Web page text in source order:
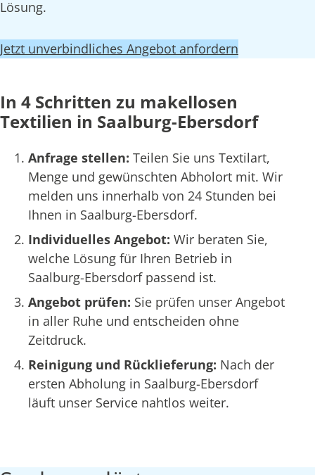
Lösung.
Jetzt unverbindliches Angebot anfordern
In 4 Schritten zu makellosen
Textilien in Saalburg-Ebersdorf
Anfrage stellen: Teilen Sie uns Textilart,
Menge und gewünschten Abholort mit. Wir
melden uns innerhalb von 24 Stunden bei
Ihnen in Saalburg-Ebersdorf.
Individuelles Angebot: Wir beraten Sie,
welche Lösung für Ihren Betrieb in
Saalburg-Ebersdorf passend ist.
Angebot prüfen: Sie prüfen unser Angebot
in aller Ruhe und entscheiden ohne
Zeitdruck.
Reinigung und Rücklieferung: Nach der
ersten Abholung in Saalburg-Ebersdorf
läuft unser Service nahtlos weiter.